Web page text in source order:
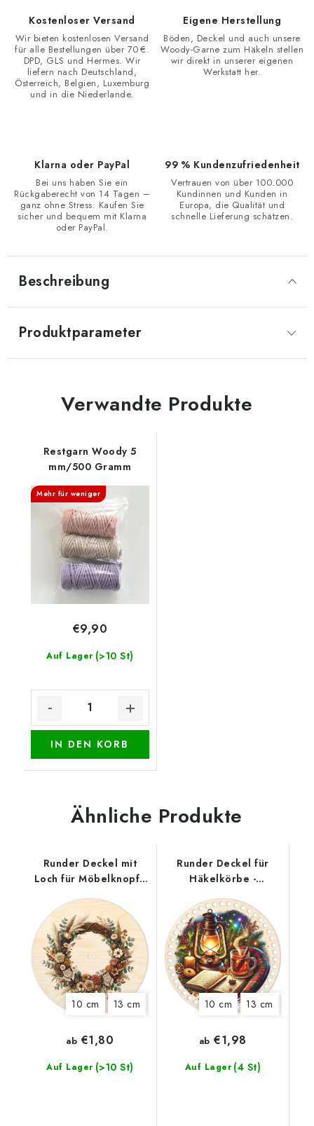
Kostenloser Versand
Wir bieten kostenlosen Versand
für alle Bestellungen über 70 €.
DPD, GLS und Hermes. Wir
liefern nach Deutschland,
Österreich, Belgien, Luxemburg
und in die Niederlande.
Eigene Herstellung
Böden, Deckel und auch unsere
Woody-Garne zum Häkeln stellen
wir direkt in unserer eigenen
Werkstatt her.
Klarna oder PayPal
Bei uns haben Sie ein
Rückgaberecht von 14 Tagen –
ganz ohne Stress. Kaufen Sie
sicher und bequem mit Klarna
oder PayPal.
99 % Kundenzufriedenheit
Vertrauen von über 100.000
Kundinnen und Kunden in
Europa, die Qualität und
schnelle Lieferung schätzen.
Beschreibung
Produktparameter
Verwandte Produkte
Restgarn Woody 5
mm/500 Gramm
Mehr für weniger
Auf Lager (>10 St)
€9,90
IN DEN KORB
Ähnliche Produkte
Runder Deckel mit
Loch für Möbelknopf -
10 cm 13 cm 22 cm
Auf Lager (>10 St)
ab €1,80
Runder Deckel für
Häkelkörbe -
Stillleben
10 cm 13 cm
Auf Lager (4 St)
ab €1,98